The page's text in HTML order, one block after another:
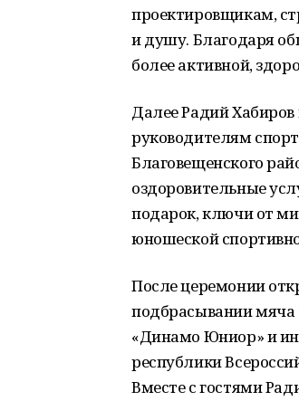
проектировщикам,
и душу. Благодаря
более активной,
Далее Радий
руководителям
Благовещенского
оздоровительные
подарок, ключи от
юношеской
После церемонии
подбрасывании мяча
«Динамо Юниор» и
республики
Вместе с гостями